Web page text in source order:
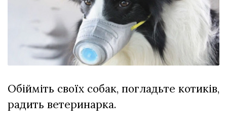
Спартакіада
VolWe...
29 Липня 2026
613 переглядів
Всі розділи
Лайф
Афіша
Обійміть своїх собак, погладьте котиків,
радить ветеринарка.